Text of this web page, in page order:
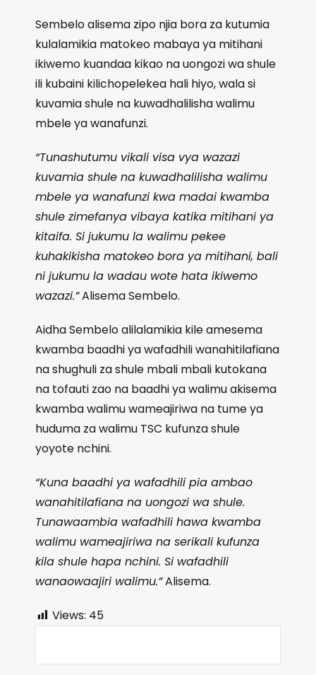
Sembelo alisema zipo njia bora za kutumia
kulalamikia matokeo mabaya ya mitihani
ikiwemo kuandaa kikao na uongozi wa shule
ili kubaini kilichopelekea hali hiyo, wala si
kuvamia shule na kuwadhalilisha walimu
mbele ya wanafunzi.
“Tunashutumu vikali visa vya wazazi
kuvamia shule na kuwadhalilisha walimu
mbele ya wanafunzi kwa madai kwamba
shule zimefanya vibaya katika mitihani ya
kitaifa. Si jukumu la walimu pekee
kuhakikisha matokeo bora ya mitihani, bali
ni jukumu la wadau wote hata ikiwemo
wazazi.”Alisema Sembelo.
Aidha Sembelo alilalamikia kile amesema
kwamba baadhi ya wafadhili wanahitilafiana
na shughuli za shule mbali mbali kutokana
na tofauti zao na baadhi ya walimu akisema
kwamba walimu wameajiriwa na tume ya
huduma za walimu TSC kufunza shule
yoyote nchini.
“Kuna baadhi ya wafadhili pia ambao
wanahitilafiana na uongozi wa shule.
Tunawaambia wafadhili hawa kwamba
walimu wameajiriwa na serikali kufunza
kila shule hapa nchini. Si wafadhili
wanaowaajiri walimu.”Alisema.
Views: 45